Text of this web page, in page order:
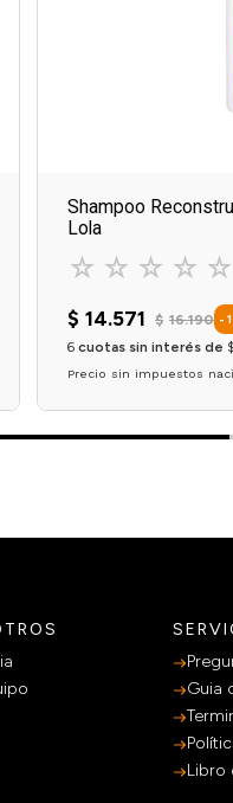
Shampoo
Lola
☆ ☆ ☆ ☆ ☆
$ 14.571 $ 16.190 -
6 cuotas sin interés de $
Precio sin impuestos
Guia
Libro